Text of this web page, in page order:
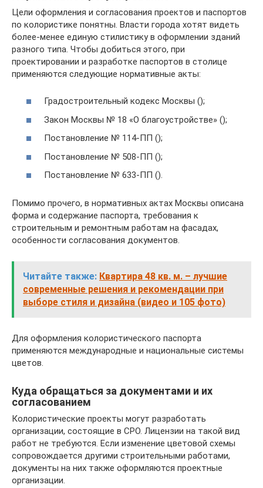
Цели оформления и согласования проектов и паспортов
по колористике понятны. Власти города хотят видеть
более-менее единую стилистику в оформлении зданий
разного типа. Чтобы добиться этого, при
проектировании и разработке паспортов в столице
применяются следующие нормативные акты:
Градостроительный кодекс Москвы ();
Закон Москвы № 18 «О благоустройстве» ();
Постановление № 114-ПП ();
Постановление № 508-ПП ();
Постановление № 633-ПП ().
Помимо прочего, в нормативных актах Москвы описана
форма и содержание паспорта, требования к
строительным и ремонтным работам на фасадах,
особенности согласования документов.
Читайте также: Квартира 48 кв. м. – лучшие
современные решения и рекомендации при
выборе стиля и дизайна (видео и 105 фото)
Для оформления колористического паспорта
применяются международные и национальные системы
цветов.
Куда обращаться за документами и их
согласованием
Колористические проекты могут разработать
организации, состоящие в СРО. Лицензии на такой вид
работ не требуются. Если изменение цветовой схемы
сопровождается другими строительными работами,
документы на них также оформляются проектные
организации.